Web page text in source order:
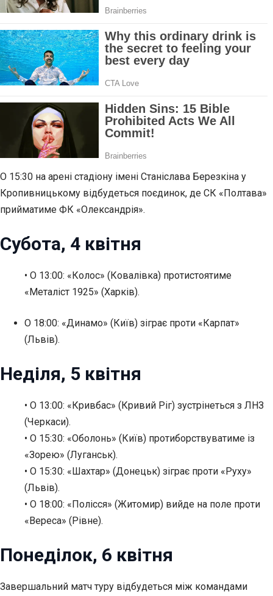
О 15:30 на арені стадіону імені Станіслава Березкіна у
Кропивницькому відбудеться поєдинок, де СК «Полтава»
прийматиме ФК «Олександрія».
Субота, 4 квітня
• О 13:00: «Колос» (Ковалівка) протистоятиме
«Металіст 1925» (Харків).
О 18:00: «Динамо» (Київ) зіграє проти «Карпат»
(Львів).
Неділя, 5 квітня
• О 13:00: «Кривбас» (Кривий Ріг) зустрінеться з ЛНЗ
(Черкаси).
• О 15:30: «Оболонь» (Київ) протиборствуватиме із
«Зорею» (Луганськ).
• О 15:30: «Шахтар» (Донецьк) зіграє проти «Руху»
(Львів).
• О 18:00: «Полісся» (Житомир) вийде на поле проти
«Вереса» (Рівне).
Понеділок, 6 квітня
Завершальний матч туру відбудеться між командами